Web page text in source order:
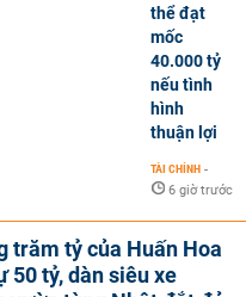
thể đạt
mốc
40.000 tỷ
nếu tình
hình
thuận lợi
TÀI CHÍNH -
6 giờ trước
trăm tỷ của Huấn Hoa
50 tỷ, dàn siêu xe